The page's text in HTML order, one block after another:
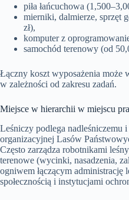
piła łańcuchowa
mierniki, dalmierze, sprzęt
zł),
komputer z
samochód terenowy (od
Łączny koszt wyposażenia może
w zależności od zakresu zadań.
Miejsce w hierarchii w miejscu
Leśniczy podlega nadleśniczemu
organizacyjnej Lasów
Często zarządza robotnikami
terenowe (wycinki, nasadzenia,
ogniwem łączącym administrację
społecznością i instytucjami